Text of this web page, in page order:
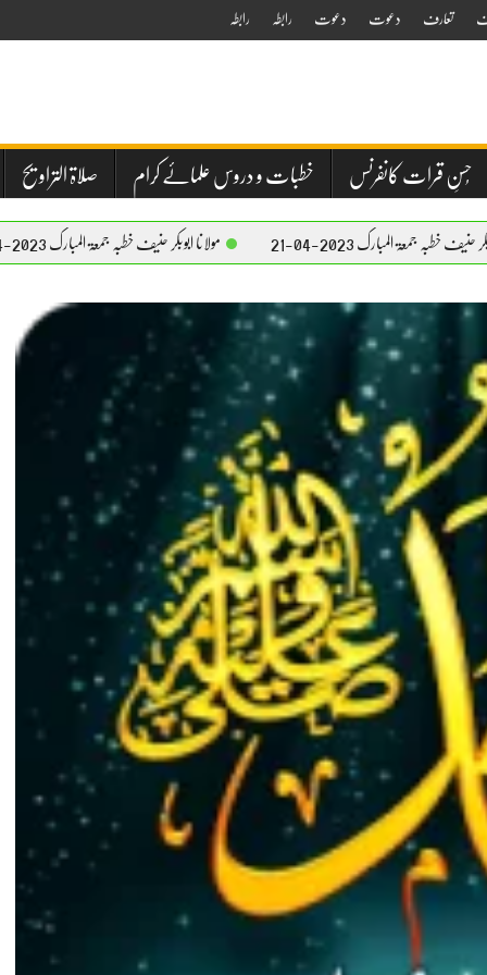
تعارف دعوت دعوت رابطہ رابطہ
حُسنِ قرات کانفرنس خطبات و دروس علمائے کرام صلاۃ التراویح
2023-04-21 مولانا ابوبکر حنیف خطبہ جمعۃ المبارک 2023-04-21